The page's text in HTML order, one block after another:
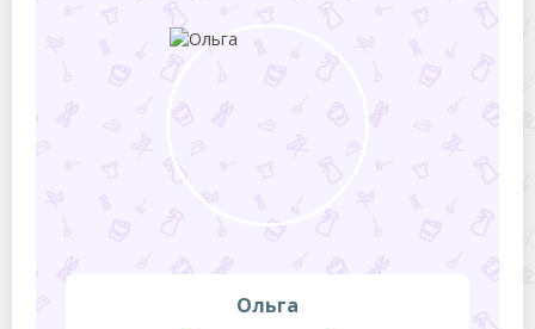
Ольга